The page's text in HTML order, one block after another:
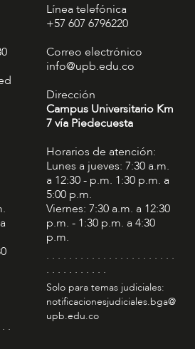
.
Línea telefónica
+57 607 6796220
Correo electrónico
info@upb.edu.co
Dirección
Campus Universitario Km
7 vía Piedecuesta
Horarios de atención:
Lunes a jueves: 7:30 a.m.
a 12:30 - p.m. 1:30 p.m. a
5:00 p.m.
Viernes: 7:30 a.m. a 12:30
p.m. - 1:30 p.m. a 4:30
p.m.
. . . . . . . . . . . . . . . . . . . . . . .
. . . . . . . . . . .
Solo para temas judiciales:
notificacionesjudiciales.bga@
upb.edu.co